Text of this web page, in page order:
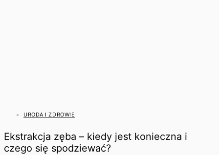
URODA I ZDROWIE
Ekstrakcja zęba – kiedy jest konieczna i
czego się spodziewać?